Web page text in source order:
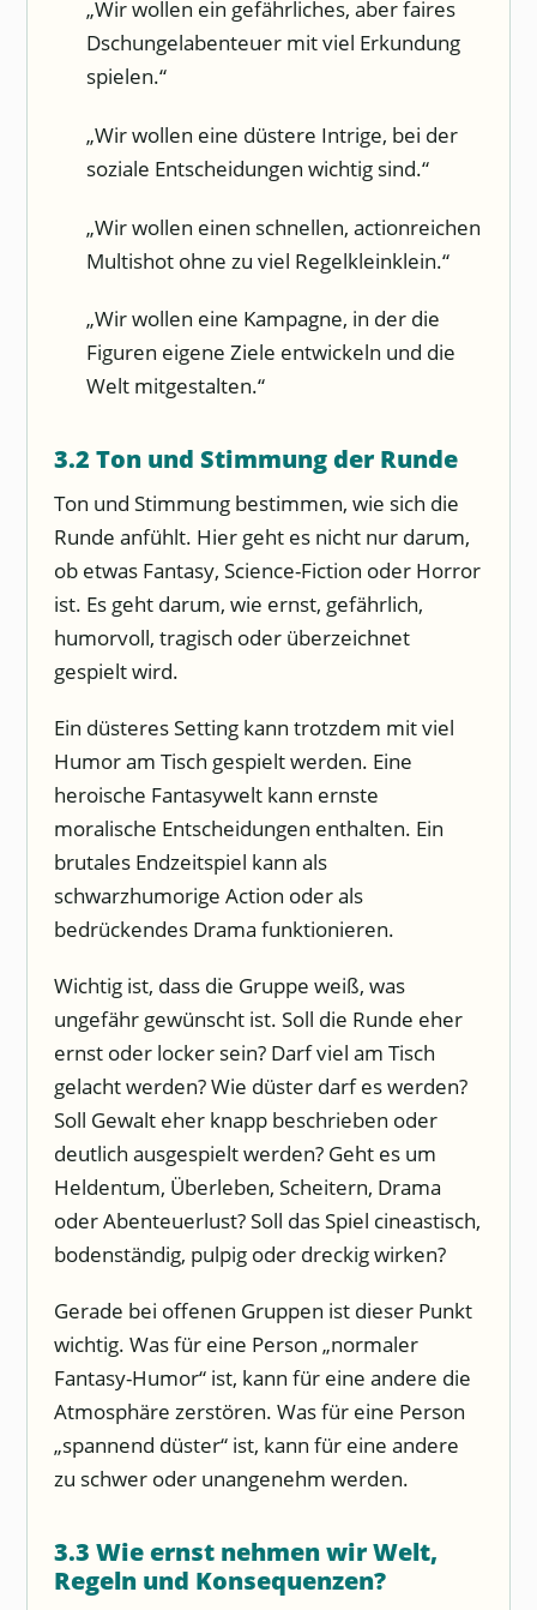
„Wir wollen ein gefährliches, aber faires
Dschungelabenteuer mit viel Erkundung
spielen.“
„Wir wollen eine düstere Intrige, bei der
soziale Entscheidungen wichtig sind.“
„Wir wollen einen schnellen, actionreichen
Multishot ohne zu viel Regelkleinklein.“
„Wir wollen eine Kampagne, in der die
Figuren eigene Ziele entwickeln und die
Welt mitgestalten.“
3.2 Ton und Stimmung der Runde
Ton und Stimmung bestimmen, wie sich die
Runde anfühlt. Hier geht es nicht nur darum,
ob etwas Fantasy, Science-Fiction oder Horror
ist. Es geht darum, wie ernst, gefährlich,
humorvoll, tragisch oder überzeichnet
gespielt wird.
Ein düsteres Setting kann trotzdem mit viel
Humor am Tisch gespielt werden. Eine
heroische Fantasywelt kann ernste
moralische Entscheidungen enthalten. Ein
brutales Endzeitspiel kann als
schwarzhumorige Action oder als
bedrückendes Drama funktionieren.
Wichtig ist, dass die Gruppe weiß, was
ungefähr gewünscht ist. Soll die Runde eher
ernst oder locker sein? Darf viel am Tisch
gelacht werden? Wie düster darf es werden?
Soll Gewalt eher knapp beschrieben oder
deutlich ausgespielt werden? Geht es um
Heldentum, Überleben, Scheitern, Drama
oder Abenteuerlust? Soll das Spiel cineastisch,
bodenständig, pulpig oder dreckig wirken?
Gerade bei offenen Gruppen ist dieser Punkt
wichtig. Was für eine Person „normaler
Fantasy-Humor“ ist, kann für eine andere die
Atmosphäre zerstören. Was für eine Person
„spannend düster“ ist, kann für eine andere
zu schwer oder unangenehm werden.
3.3 Wie ernst nehmen wir Welt,
Regeln und Konsequenzen?